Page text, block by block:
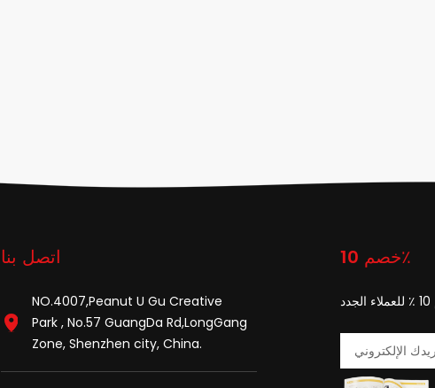
اتصل بنا
NO.4007,Peanut U Gu Creative
Park , No.57 GuangDa Rd,LongGang
Zone, Shenzhen city, China.
خصم 10٪